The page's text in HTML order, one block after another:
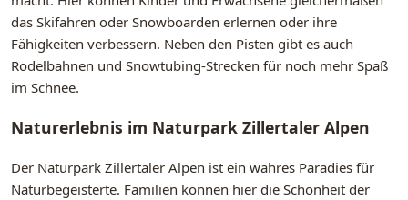
das Skifahren oder Snowboarden erlernen oder ihre
Fähigkeiten verbessern. Neben den Pisten gibt es auch
Rodelbahnen und Snowtubing-Strecken für noch mehr Spaß
im Schnee.
Naturerlebnis im Naturpark Zillertaler Alpen
Der Naturpark Zillertaler Alpen ist ein wahres Paradies für
Naturbegeisterte. Familien können hier die Schönheit der